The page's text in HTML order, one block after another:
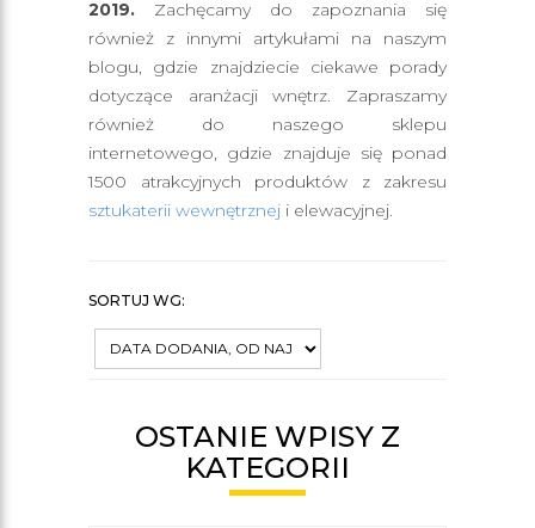
2019. Zachęcamy do zapoznania się
również z innymi artykułami na naszym
blogu, gdzie znajdziecie ciekawe porady
dotyczące aranżacji wnętrz. Zapraszamy
również do naszego sklepu
internetowego, gdzie znajduje się ponad
1500 atrakcyjnych produktów z zakresu
sztukaterii wewnętrznej i elewacyjnej.
SORTUJ WG:
OSTANIE WPISY Z
KATEGORII